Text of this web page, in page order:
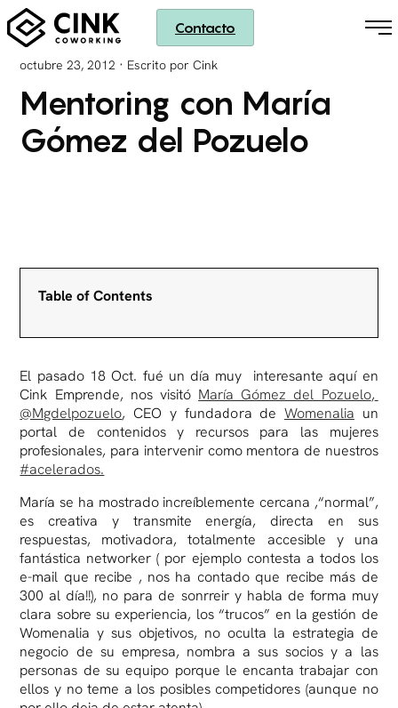
Contacto
octubre 23, 2012 · Escrito por Cink
Mentoring con María
Gómez del Pozuelo
Table of Contents
El pasado 18 Oct. fué un día muy interesante aquí en
Cink Emprende, nos visitó María Gómez del Pozuelo,
@Mgdelpozuelo, CEO y fundadora de Womenalia un
portal de contenidos y recursos para las mujeres
profesionales, para intervenir como mentora de nuestros
#acelerados.
María se ha mostrado increíblemente cercana ,“normal”,
es creativa y transmite energía, directa en sus
respuestas, motivadora, totalmente accesible y una
fantástica networker ( por ejemplo contesta a todos los
e-mail que recibe , nos ha contado que recibe más de
300 al día!!), no para de sonrreir y habla de forma muy
clara sobre su experiencia, los “trucos” en la gestión de
Womenalia y sus objetivos, no oculta la estrategia de
negocio de su empresa, nombra a sus socios y a las
personas de su equipo porque le encanta trabajar con
ellos y no teme a los posibles competidores (aunque no